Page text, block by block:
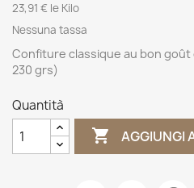
23,91 € le Kilo
Nessuna tassa
Confiture classique au bon
230 grs)
Quantità
 AGGIUNGI